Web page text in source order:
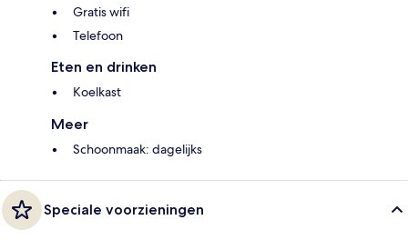
Gratis wifi
Telefoon
Eten en drinken
Koelkast
Meer
Schoonmaak: dagelijks
Speciale voorzieningen